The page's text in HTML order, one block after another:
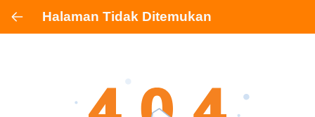
Halaman Tidak Ditemukan